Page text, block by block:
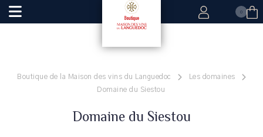
0
Boutique de la Maison des vins du Languedoc
Les domaines
Domaine du Siestou
Domaine du Siestou